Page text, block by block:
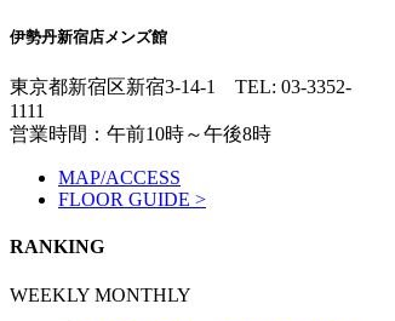
伊勢丹新宿店メンズ館
東京都新宿区新宿3-14-1 TEL: 03-3352-
1111
営業時間：午前10時～午後8時
MAP/ACCESS
FLOOR GUIDE >
RANKING
WEEKLY MONTHLY